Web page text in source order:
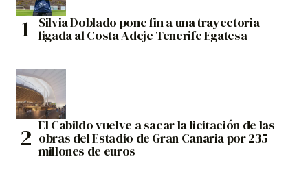
Silvia Doblado pone fin a una trayectoria
ligada al Costa Adeje Tenerife Egatesa
El Cabildo vuelve a sacar la licitación de las
obras del Estadio de Gran Canaria por 235
millones de euros